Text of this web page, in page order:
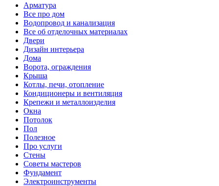
Арматура
Все про дом
Водопровод и канализация
Все об отделочных материалах
Двери
Дизайн интерьера
Дома
Ворота, ограждения
Крыша
Котлы, печи, отопление
Кондиционеры и вентиляция
Крепежи и металлоизделия
Окна
Потолок
Пол
Полезное
Про услуги
Стены
Советы мастеров
Фундамент
Электроинструменты